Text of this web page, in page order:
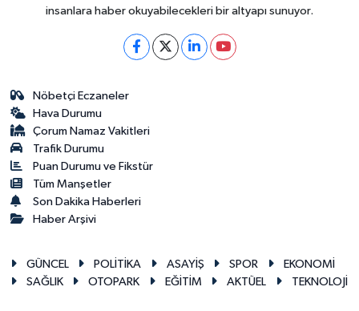
insanlara haber okuyabilecekleri bir altyapı sunuyor.
Nöbetçi Eczaneler
Hava Durumu
Çorum Namaz Vakitleri
Trafik Durumu
Puan Durumu ve Fikstür
Tüm Manşetler
Son Dakika Haberleri
Haber Arşivi
GÜNCEL POLİTİKA ASAYİŞ SPOR
EKONOMİ
SAĞLIK
OTOPARK EĞİTİM AKTÜEL TEKNOLOJİ